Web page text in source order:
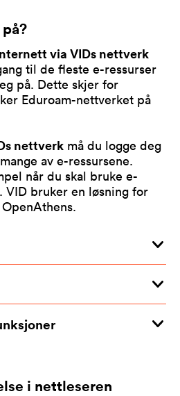
via VIDs nettverk
til de fleste e-ressurser
på. Dette skjer for
Eduroam-nettverket på
nettverk må du logge deg
av e-ressursene.
når du skal bruke e-
VID bruker en løsning for
i nettleseren